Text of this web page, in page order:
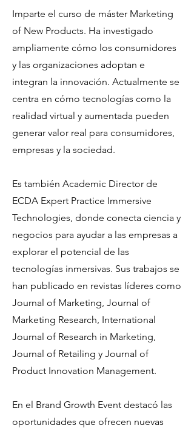
Imparte el curso de máster Marketing
of New Products. Ha investigado
ampliamente cómo los consumidores
y las organizaciones adoptan e
integran la innovación. Actualmente se
centra en cómo tecnologías como la
realidad virtual y aumentada pueden
generar valor real para consumidores,
empresas y la sociedad.
Es también Academic Director de
ECDA Expert Practice Immersive
Technologies, donde conecta ciencia y
negocios para ayudar a las empresas a
explorar el potencial de las
tecnologías inmersivas. Sus trabajos se
han publicado en revistas líderes como
Journal of Marketing, Journal of
Marketing Research, International
Journal of Research in Marketing,
Journal of Retailing y Journal of
Product Innovation Management.
En el Brand Growth Event destacó las
oportunidades que ofrecen nuevas